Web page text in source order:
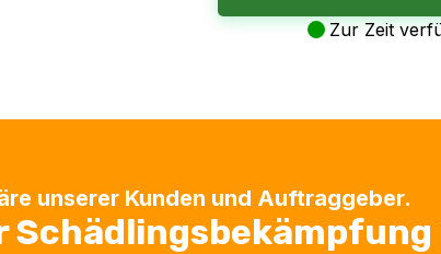
Zur Zeit
unserer Kunden und Auftraggeber.